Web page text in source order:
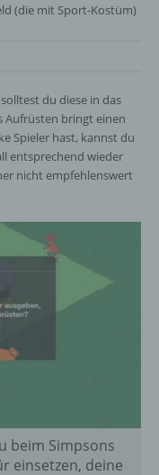
(die mit Sport-Kostüm)
du diese in das
Aufrüsten bringt einen
Spieler hast, kannst du
entsprechend wieder
nicht empfehlenswert
beim Simpsons
einsetzen, deine